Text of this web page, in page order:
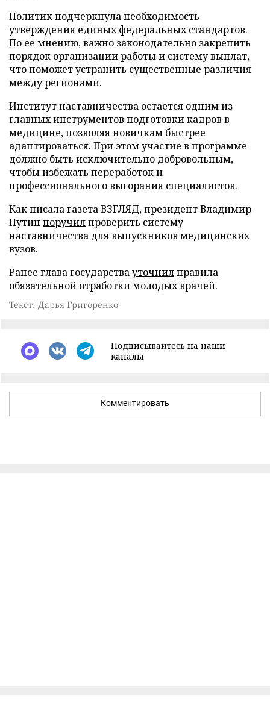
Политик подчеркнула необходимость
утверждения единых федеральных стандартов.
По ее мнению, важно законодательно закрепить
порядок организации работы и систему выплат,
что поможет устранить существенные различия
между регионами.
Институт наставничества остается одним из
главных инструментов подготовки кадров в
медицине, позволяя новичкам быстрее
адаптироваться. При этом участие в программе
должно быть исключительно добровольным,
чтобы избежать переработок и
профессионального выгорания специалистов.
Как писала газета ВЗГЛЯД, президент Владимир
Путин поручилпроверить систему
наставничества для выпускников медицинских
вузов.
Ранее глава государствауточнилправила
обязательной отработки молодых врачей.
Текст: Дарья Григоренко
Подписывайтесь на наши
каналы
Комментировать